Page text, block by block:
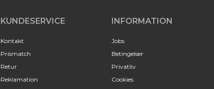
KUNDESERVICE
Kontakt
Prismatch
Retur
Reklamation
INFORMATION
Jobs
Betingelser
Privatliv
Cookies